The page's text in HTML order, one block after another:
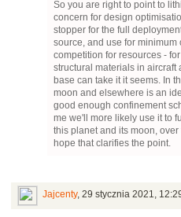
So you are right to point to
concern for design
stopper for the full
source, and use for
competition for resources -
structural materials in aircraft
base can take it it seems. In
moon and elsewhere is an
good enough confinement
me we'll more likely use it to
this planet and its moon, over
hope that clarifies the point.
Jajcenty, 29 stycznia 2021,